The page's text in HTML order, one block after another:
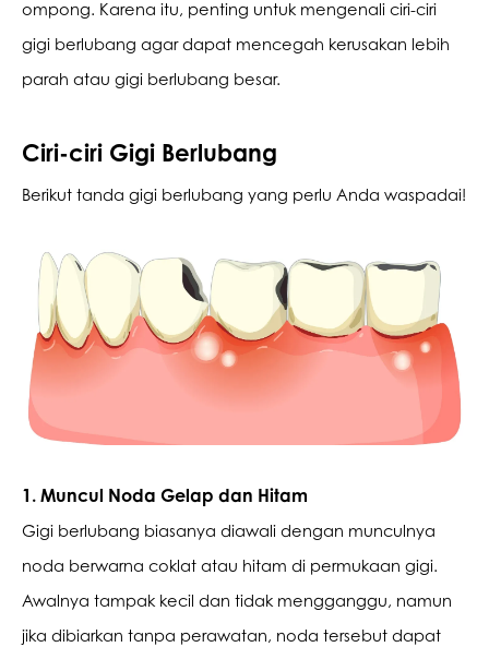
ompong. Karena itu, penting untuk mengenali ciri-ciri
gigi berlubang agar dapat mencegah kerusakan lebih
parah atau gigi berlubang besar.
Ciri-ciri Gigi Berlubang
Berikut tanda gigi berlubang yang perlu Anda waspadai!
1. Muncul Noda Gelap dan Hitam
Gigi berlubang biasanya diawali dengan munculnya
noda berwarna coklat atau hitam di permukaan gigi.
Awalnya tampak kecil dan tidak mengganggu, namun
jika dibiarkan tanpa perawatan, noda tersebut dapat